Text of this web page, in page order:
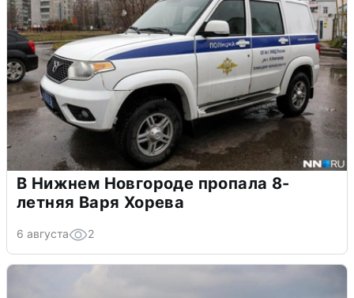
В Нижнем Новгороде пропала 8-
летняя Варя Хорева
6 августа 2